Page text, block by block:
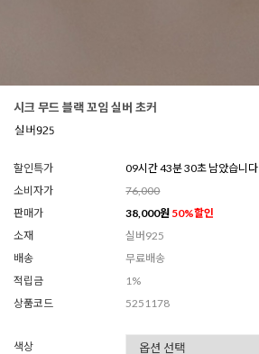
시크 무드 블랙 꼬임 실버 초커
할인특가
09시간 43분 28초 남았습니다
소비자가
76,000
판매가
38,000원 50%할인
소재
실버925
배송
무료배송
적립금
1%
상품코드
5251178
색상